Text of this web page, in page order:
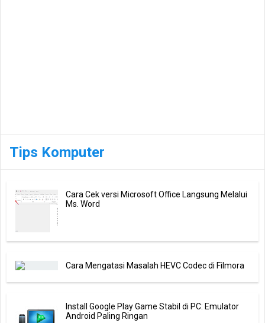
Tips Komputer
Cara Cek versi Microsoft Office Langsung Melalui
Ms. Word
Cara Mengatasi Masalah HEVC Codec di Filmora
Install Google Play Game Stabil di PC: Emulator
Android Paling Ringan